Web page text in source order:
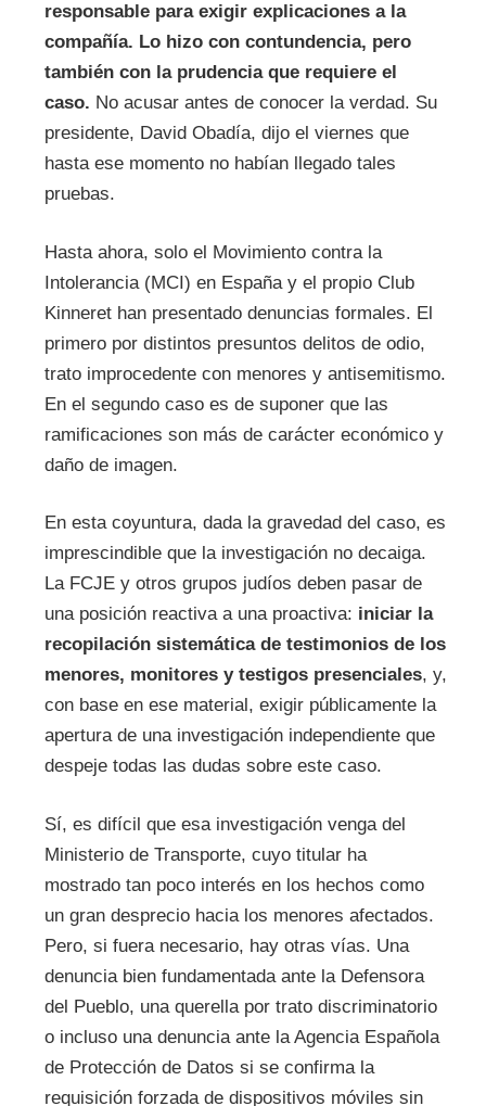
responsable para exigir explicaciones a la
compañía. Lo hizo con contundencia, pero
también con la prudencia que requiere el
caso. No acusar antes de conocer la verdad. Su
presidente, David Obadía, dijo el viernes que
hasta ese momento no habían llegado tales
pruebas.
Hasta ahora, solo el Movimiento contra la
Intolerancia (MCI) en España y el propio Club
Kinneret han presentado denuncias formales. El
primero por distintos presuntos delitos de odio,
trato improcedente con menores y antisemitismo.
En el segundo caso es de suponer que las
ramificaciones son más de carácter económico y
daño de imagen.
En esta coyuntura, dada la gravedad del caso, es
imprescindible que la investigación no decaiga.
La FCJE y otros grupos judíos deben pasar de
una posición reactiva a una proactiva: iniciar la
recopilación sistemática de testimonios de los
menores, monitores y testigos presenciales, y,
con base en ese material, exigir públicamente la
apertura de una investigación independiente que
despeje todas las dudas sobre este caso.
Sí, es difícil que esa investigación venga del
Ministerio de Transporte, cuyo titular ha
mostrado tan poco interés en los hechos como
un gran desprecio hacia los menores afectados.
Pero, si fuera necesario, hay otras vías. Una
denuncia bien fundamentada ante la Defensora
del Pueblo, una querella por trato discriminatorio
o incluso una denuncia ante la Agencia Española
de Protección de Datos si se confirma la
requisición forzada de dispositivos móviles sin